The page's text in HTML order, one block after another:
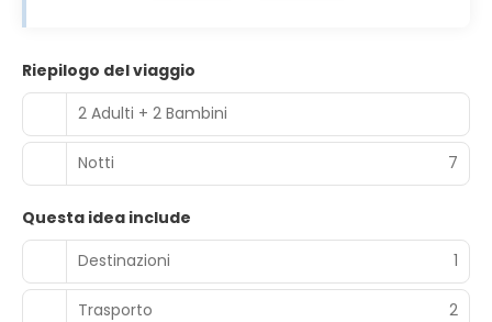
Riepilogo del viaggio
2 Adulti + 2 Bambini
Notti 7
Questa idea include
Destinazioni
1
Trasporto 2